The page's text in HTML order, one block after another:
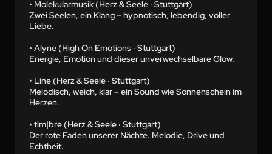
• Molekularmusik (Herz & Seele · Stuttgart)
Zwei Seelen, ein Klang – hypnotisch, lebendig, voller
Liebe.
• Alyne (High On Emotions · Stuttgart)
Energie, Emotion und dieser unverwechselbare Glow.
• Line (Herz & Seele · Stuttgart)
Melodisch, weich, klar – ein Sound wie Sonnenschein im
Herzen.
• tim|bre (Herz & Seele · Stuttgart)
Der rote Faden unserer Nächte. Melodie, Drive und
Echtheit.